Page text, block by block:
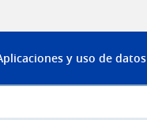
y uso de datos